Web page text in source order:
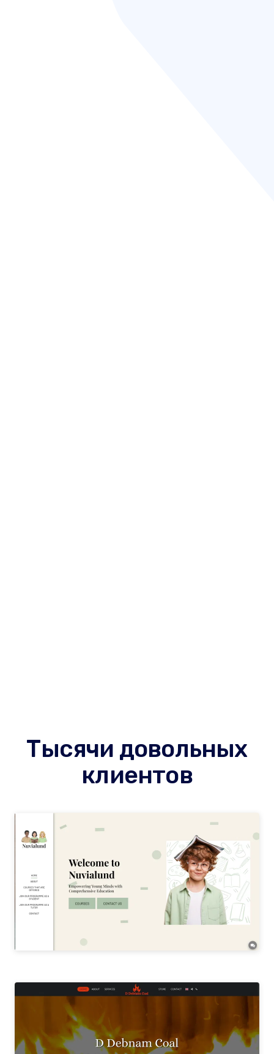
Тысячи довольных
клиентов